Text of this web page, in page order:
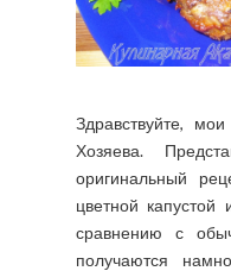
Здравствуйте,
Хозяева.
оригинальный
цветной
сравнению с
получаются